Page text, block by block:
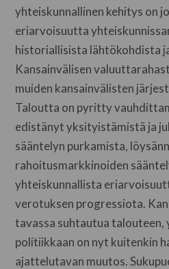
yhteiskunnallinen kehitys on
eriarvoisuutta
historiallisista lähtökohdista
Kansainvälisen
muiden kansainvälisten
Taloutta on pyritty
edistänyt yksityistämistä ja
sääntelyn purkamista,
rahoitusmarkkinoiden
yhteiskunnallista
verotuksen progressiota.
tavassa suhtautua talouteen,
politiikkaan on nyt kuitenkin
ajattelutavan muutos.